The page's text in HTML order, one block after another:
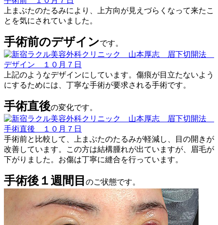
上まぶたのたるみにより、上方向が見えづらくなって来たこ
とを気にされていました。
手術前のデザインです。
上記のようなデザインにしています。傷痕が目立たないよう
にするためには、丁寧な手術が要求される手術です。
手術直後の変化です。
手術前と比較して、上まぶたのたるみが軽減し、目の開きが
改善しています。この方は結構腫れが出ていますが、眉毛が
下がりました。お傷は丁寧に縫合を行っています。
手術後１週間目 のご状態です。